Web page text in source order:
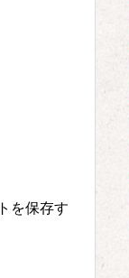
を保存す